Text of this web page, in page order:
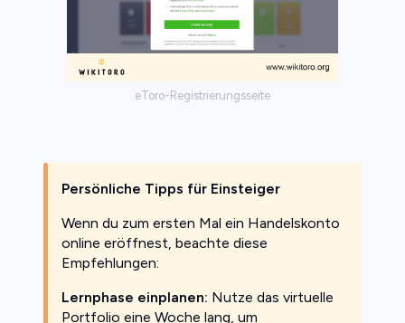
eToro-Registrierungsseite
Persönliche Tipps für Einsteiger
Wenn du zum ersten Mal ein Handelskonto
online eröffnest, beachte diese
Empfehlungen:
Lernphase einplanen: Nutze das virtuelle
Portfolio eine Woche lang, um